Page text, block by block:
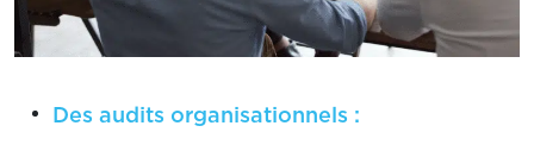
Des audits organisationnels :